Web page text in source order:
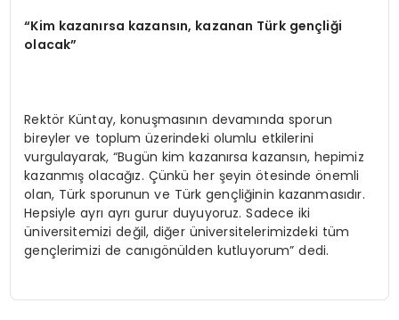
“Kim kazanırsa kazansın, kazanan Türk gençliği
olacak”
Rektör Küntay, konuşmasının devamında sporun
bireyler ve toplum üzerindeki olumlu etkilerini
vurgulayarak, “Bugün kim kazanırsa kazansın, hepimiz
kazanmış olacağız. Çünkü her şeyin ötesinde önemli
olan, Türk sporunun ve Türk gençliğinin kazanmasıdır.
Hepsiyle ayrı ayrı gurur duyuyoruz. Sadece iki
üniversitemizi değil, diğer üniversitelerimizdeki tüm
gençlerimizi de canıgönülden kutluyorum” dedi.